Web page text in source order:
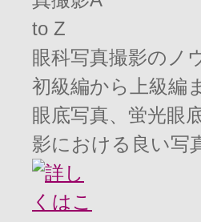
眼科写真撮影のノ
初級編から上級編
眼底写真、蛍光眼
影における良い写